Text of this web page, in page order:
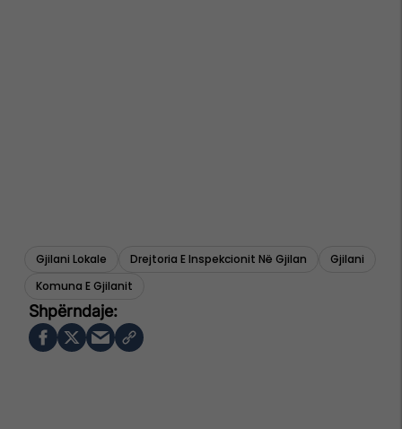
Gjilani Lokale Drejtoria E Inspekcionit Në Gjilan
Gjilani
Komuna E Gjilanit